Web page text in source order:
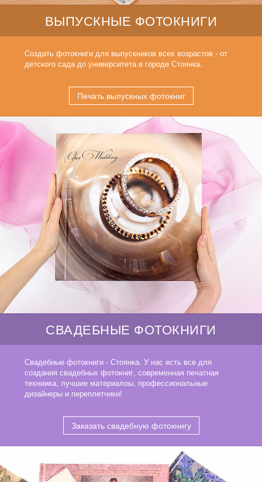
ВЫПУСКНЫЕ ФОТОКНИГИ
Создать фотокниги для выпускников всех возрастов - от
детского сада до университета в городе Стоянка.
Печать выпускных фотокниг
СВАДЕБНЫЕ ФОТОКНИГИ
Свадебные фотокниги - Стоянка. У нас есть все для
создания свадебных фотокниг, современная печатная
техниика, лучшие материалоы, профессиональные
дизайнеры и переплетчики!
Заказать свадебную фотокнигу